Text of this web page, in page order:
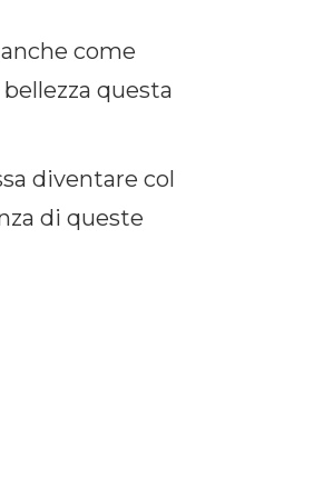
come
questa
diventare col
di queste